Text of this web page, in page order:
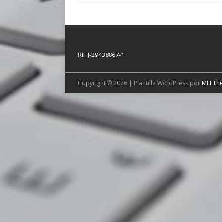
RIF J-29438867-1
Copyright © 2026 | Plantilla WordPress por MH